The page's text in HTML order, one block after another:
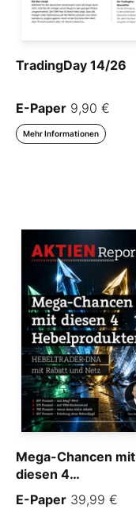
TradingDay 14/26
E-Paper 9,90 €
Mehr Informationen
Mega-Chancen mit
diesen 4
Hebelprodukten
E-Paper 39,99 €